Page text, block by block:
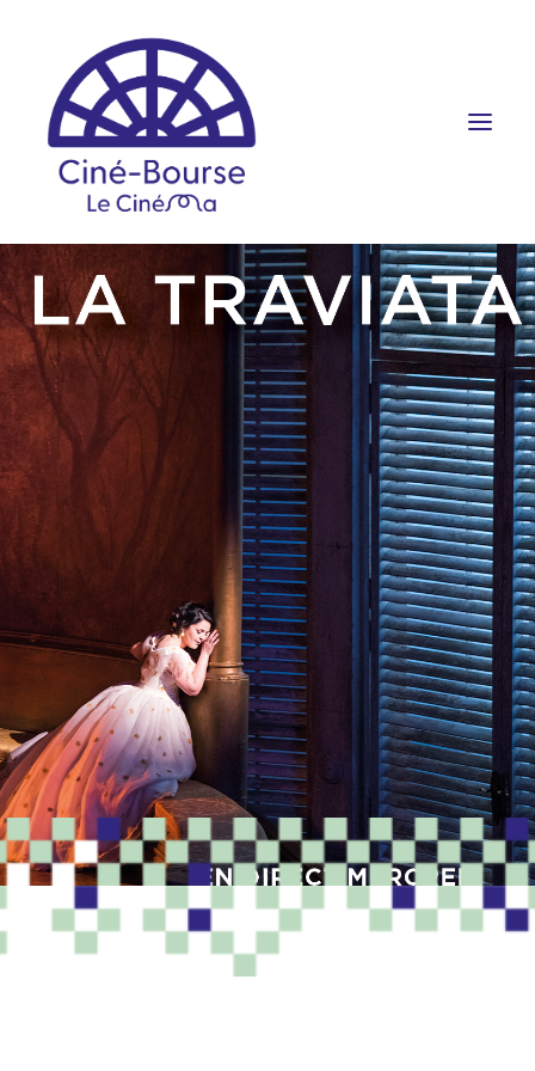
FILMS ET HORAIRES
ÉVÉNEMENTS
SCOLAIRES
PRATIQUE
RÉSERVATION
PROGRAMME